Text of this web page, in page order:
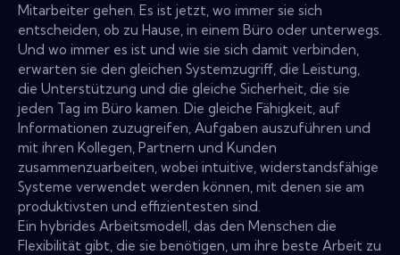
Mitarbeiter gehen. Es ist jetzt, wo immer sie sich
entscheiden, ob zu Hause, in einem Büro oder unterwegs.
Und wo immer es ist und wie sie sich damit verbinden,
erwarten sie den gleichen Systemzugriff, die Leistung,
die Unterstützung und die gleiche Sicherheit, die sie
jeden Tag im Büro kamen. Die gleiche Fähigkeit, auf
Informationen zuzugreifen, Aufgaben auszuführen und
mit ihren Kollegen, Partnern und Kunden
zusammenzuarbeiten, wobei intuitive, widerstandsfähige
Systeme verwendet werden können, mit denen sie am
produktivsten und effizientesten sind.
Ein hybrides Arbeitsmodell, das den Menschen die
Flexibilität gibt, die sie benötigen, um ihre beste Arbeit zu